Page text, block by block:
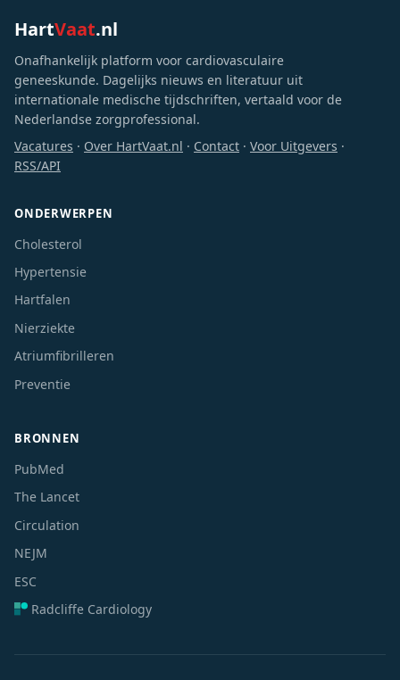
HartVaat.nl
Onafhankelijk platform voor cardiovasculaire
geneeskunde. Dagelijks nieuws en literatuur uit
internationale medische tijdschriften, vertaald voor de
Nederlandse zorgprofessional.
Vacatures · Over HartVaat.nl · Contact · Voor Uitgevers ·
RSS/API
ONDERWERPEN
Cholesterol
Hypertensie
Hartfalen
Nierziekte
Atriumfibrilleren
Preventie
BRONNEN
PubMed
The Lancet
Circulation
NEJM
ESC
Radcliffe Cardiology